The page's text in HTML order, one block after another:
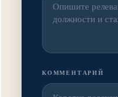
КОММЕНТАРИЙ